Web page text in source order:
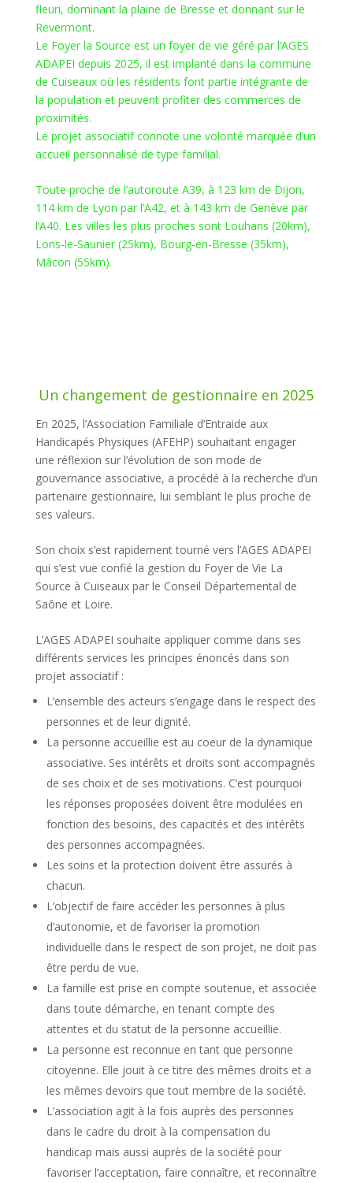
fleuri, dominant la plaine de Bresse et donnant sur le
Revermont.
Le Foyer la Source est un foyer de vie géré par l’AGES
ADAPEI depuis 2025, il est implanté dans la commune
de Cuiseaux où les résidents font partie intégrante de
la population et peuvent profiter des commerces de
proximités.
Le projet associatif connote une volonté marquée d’un
accueil personnalisé de type familial.
Toute proche de l’autoroute A39, à 123 km de Dijon,
114 km de Lyon par l’A42, et à 143 km de Genève par
l’A40. Les villes les plus proches sont Louhans (20km),
Lons-le-Saunier (25km), Bourg-en-Bresse (35km),
Mâcon (55km).
Un changement de gestionnaire en 2025
En 2025, l’Association Familiale d’Entraide aux
Handicapés Physiques (AFEHP) souhaitant engager
une réflexion sur l’évolution de son mode de
gouvernance associative, a procédé à la recherche d’un
partenaire gestionnaire, lui semblant le plus proche de
ses valeurs.
Son choix s’est rapidement tourné vers l’AGES ADAPEI
qui s’est vue confié la gestion du Foyer de Vie La
Source à Cuiseaux par le Conseil Départemental de
Saône et Loire.
L’AGES ADAPEI souhaite appliquer comme dans ses
différents services les principes énoncés dans son
projet associatif :
L’ensemble des acteurs s’engage dans le respect des
personnes et de leur dignité.
La personne accueillie est au coeur de la dynamique
associative. Ses intérêts et droits sont accompagnés
de ses choix et de ses motivations. C’est pourquoi
les réponses proposées doivent être modulées en
fonction des besoins, des capacités et des intérêts
des personnes accompagnées.
Les soins et la protection doivent être assurés à
chacun.
L’objectif de faire accéder les personnes à plus
d’autonomie, et de favoriser la promotion
individuelle dans le respect de son projet, ne doit pas
être perdu de vue.
La famille est prise en compte soutenue, et associée
dans toute démarche, en tenant compte des
attentes et du statut de la personne accueillie.
La personne est reconnue en tant que personne
citoyenne. Elle jouit à ce titre des mêmes droits et a
les mêmes devoirs que tout membre de la société.
L’association agit à la fois auprès des personnes
dans le cadre du droit à la compensation du
handicap mais aussi auprès de la société pour
favoriser l’acceptation, faire connaître, et reconnaître